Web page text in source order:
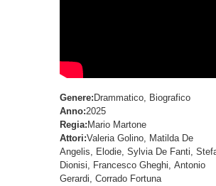
Genere: Drammatico, Biografico
Anno:2025
Regia: Mario Martone
Attori:Valeria Golino, Matilda De
Angelis, Elodie, Sylvia De Fanti,
Dionisi, Francesco Gheghi, Antonio
Gerardi, Corrado Fortuna